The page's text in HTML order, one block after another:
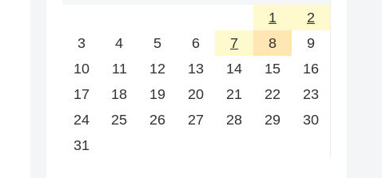
1
2
3
4 5 6 7 8
9
10
11 12 13 14 15
16
17
18 19 20 21 22
23
24
25 26 27 28 29
30
31